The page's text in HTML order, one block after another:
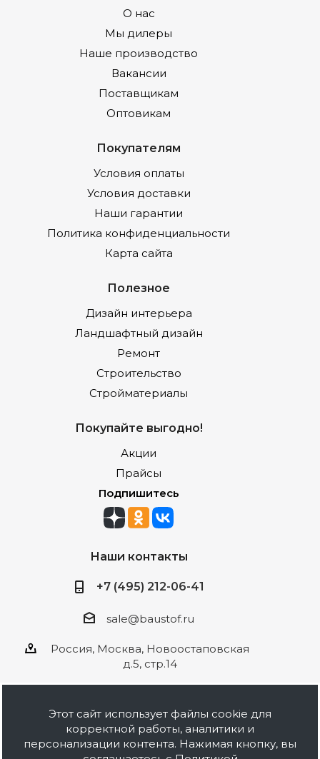
О нас
Мы дилеры
Наше производство
Вакансии
Поставщикам
Оптовикам
Покупателям
Условия оплаты
Условия доставки
Наши гарантии
Политика конфиденциальности
Карта сайта
Полезное
Дизайн интерьера
Ландшафтный дизайн
Ремонт
Строительство
Стройматериалы
Покупайте выгодно!
Акции
Прайсы
Подпишитесь
Наши контакты
+7 (495) 212-06-41
sale@baustof.ru
Россия, Москва, Новоостаповская
д.5, стр.14
2026 © ООО Баустов. Собственное
производство лакокрасочной продукции,
Этот сайт использует файлы cookie для
корректной работы, аналитики и
персонализации контента. Нажимая кнопку, вы